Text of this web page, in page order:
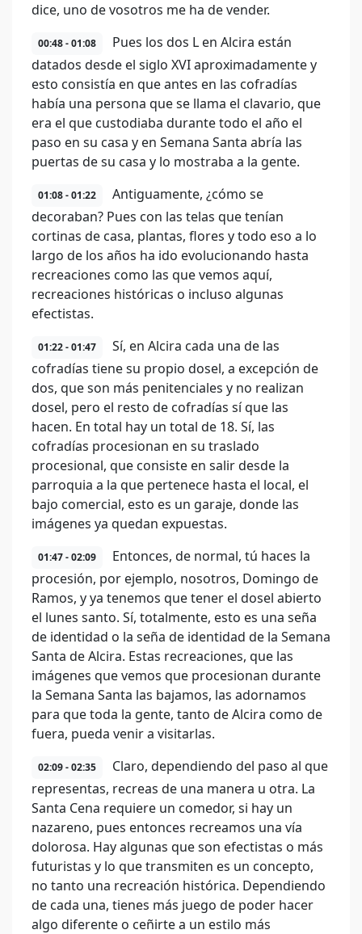
dice, uno de vosotros me ha de vender.
00:48 - 01:08
Pues los dos L en Alcira están
datados desde el siglo XVI aproximadamente y
esto consistía en que antes en las cofradías
había una persona que se llama el clavario, que
era el que custodiaba durante todo el año el
paso en su casa y en Semana Santa abría las
puertas de su casa y lo mostraba a la gente.
01:08 - 01:22
Antiguamente, ¿cómo se
decoraban? Pues con las telas que tenían
cortinas de casa, plantas, flores y todo eso a lo
largo de los años ha ido evolucionando hasta
recreaciones como las que vemos aquí,
recreaciones históricas o incluso algunas
efectistas.
01:22 - 01:47
Sí, en Alcira cada una de las
cofradías tiene su propio dosel, a excepción de
dos, que son más penitenciales y no realizan
dosel, pero el resto de cofradías sí que las
hacen. En total hay un total de 18. Sí, las
cofradías procesionan en su traslado
procesional, que consiste en salir desde la
parroquia a la que pertenece hasta el local, el
bajo comercial, esto es un garaje, donde las
imágenes ya quedan expuestas.
01:47 - 02:09
Entonces, de normal, tú haces la
procesión, por ejemplo, nosotros, Domingo de
Ramos, y ya tenemos que tener el dosel abierto
el lunes santo. Sí, totalmente, esto es una seña
de identidad o la seña de identidad de la Semana
Santa de Alcira. Estas recreaciones, que las
imágenes que vemos que procesionan durante
la Semana Santa las bajamos, las adornamos
para que toda la gente, tanto de Alcira como de
fuera, pueda venir a visitarlas.
02:09 - 02:35
Claro, dependiendo del paso al que
representas, recreas de una manera u otra. La
Santa Cena requiere un comedor, si hay un
nazareno, pues entonces recreamos una vía
dolorosa. Hay algunas que son efectistas o más
futuristas y lo que transmiten es un concepto,
no tanto una recreación histórica. Dependiendo
de cada una, tienes más juego de poder hacer
algo diferente o ceñirte a un estilo más